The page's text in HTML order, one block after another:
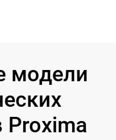
модели
Proxima